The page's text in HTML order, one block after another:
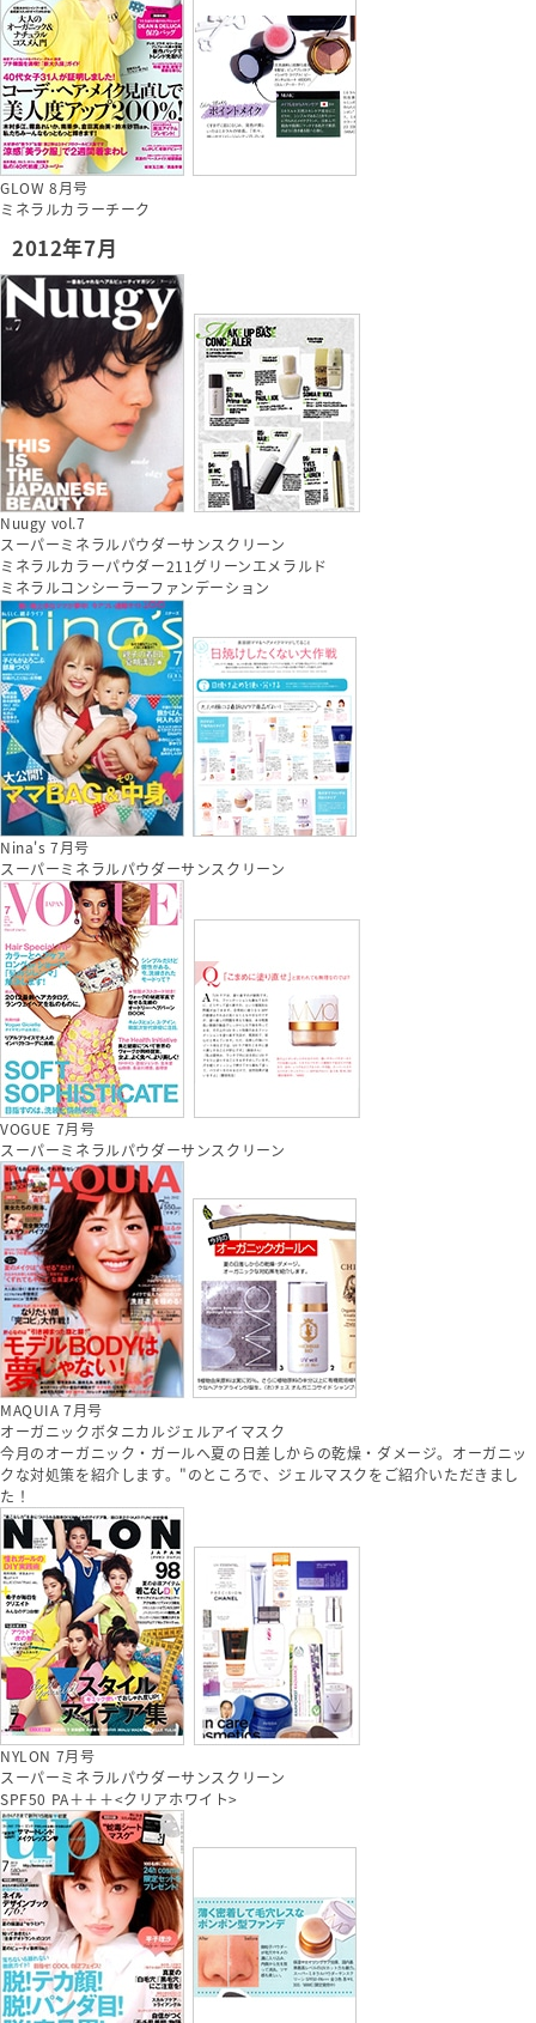
GLOW 8月号
ミネラルカラーチーク
2012年7月
Nuugy vol.7
スーパーミネラルパウダーサンスクリーン
ミネラルカラーパウダー211グリーンエメラルド
ミネラルコンシーラーファンデーション
Nina's 7月号
スーパーミネラルパウダーサンスクリーン
VOGUE 7月号
スーパーミネラルパウダーサンスクリーン
MAQUIA 7月号
オーガニックボタニカルジェルアイマスク
今月のオーガニック・ガールへ夏の日差しからの乾燥・ダメージ。オーガニッ
クな対処策を紹介します。"のところで、ジェルマスクをご紹介いただきまし
た！
NYLON 7月号
スーパーミネラルパウダーサンスクリーン
SPF50 PA＋＋＋<クリアホワイト>